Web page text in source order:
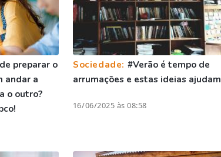
preparar o
andar a
o outro?
Sociedade: #Verão é tempo de
arrumações e estas ideias ajudam
16/06/2025 às 08:58